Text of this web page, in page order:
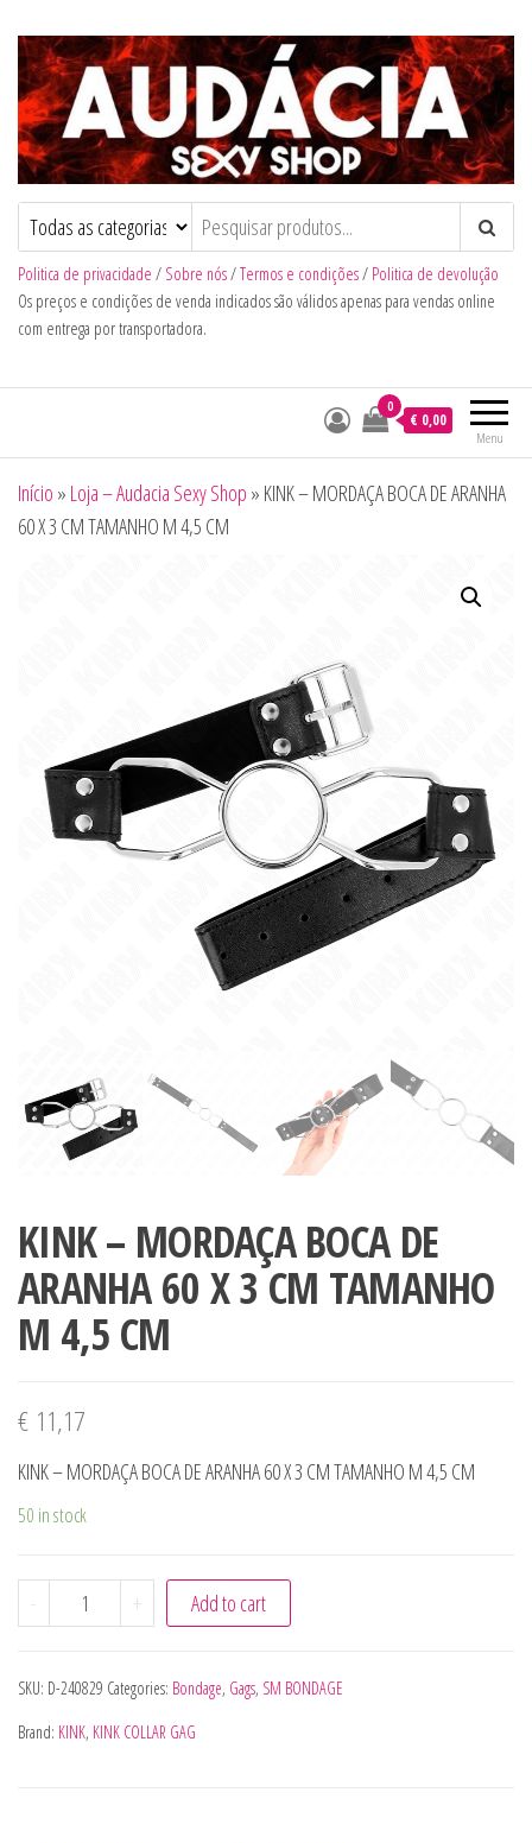
Audacia Sexy Shop
Politica de privacidade / Sobre nós/Termos e condições/ Politica de devolução
Os preços e condições de venda indicados são válidos apenas para vendas online
com entrega por transportadora.
Menu
0
€ 0,00
Início » Loja – Audacia Sexy Shop » KINK – MORDAÇA BOCA DE ARANHA
60 X 3 CM TAMANHO M 4,5 CM
KINK – MORDAÇA BOCA DE
ARANHA 60 X 3 CM TAMANHO
M 4,5 CM
€ 11,17
KINK – MORDAÇA BOCA DE ARANHA 60 X 3 CM TAMANHO M 4,5 CM
50 in stock
- KINK - MORDAÇA BOCA DE ARANHA 60 X 3 CM
+ Add to cart
SKU: D-240829 Categories: Bondage, Gags, SM BONDAGE
Brand: KINK, KINK COLLAR GAG